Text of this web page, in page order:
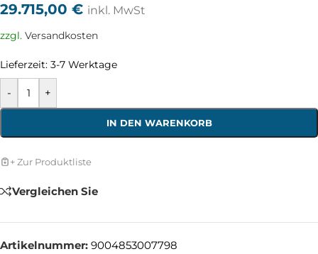
29.715,00 € inkl. MwSt
zzgl. Versandkosten
Lieferzeit: 3-7 Werktage
- +
IN DEN WARENKORB
+ Zur Produktliste
Vergleichen Sie
Artikelnummer: 9004853007798